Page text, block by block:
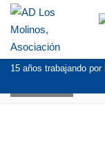
15 años trabajando